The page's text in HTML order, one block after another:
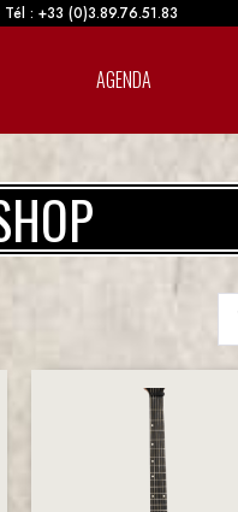
: +33 (0)3.89.76.51.83
AGENDA